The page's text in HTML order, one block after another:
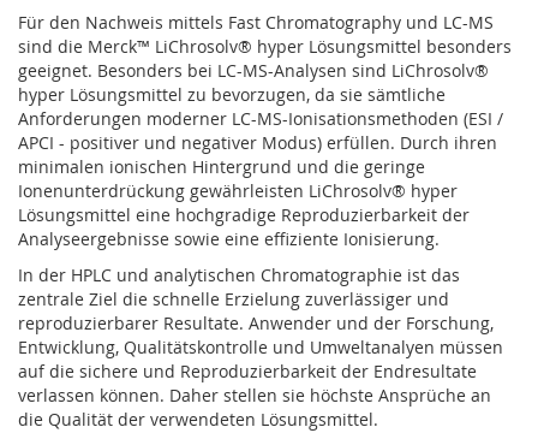
Für den Nachweis mittels Fast Chromatography und LC-MS
sind die Merck™ LiChrosolv® hyper Lösungsmittel besonders
geeignet. Besonders bei LC-MS-Analysen sind LiChrosolv®
hyper Lösungsmittel zu bevorzugen, da sie sämtliche
Anforderungen moderner LC-MS-Ionisationsmethoden (ESI /
APCI - positiver und negativer Modus) erfüllen. Durch ihren
minimalen ionischen Hintergrund und die geringe
Ionenunterdrückung gewährleisten LiChrosolv® hyper
Lösungsmittel eine hochgradige Reproduzierbarkeit der
Analyseergebnisse sowie eine effiziente Ionisierung.
In der HPLC und analytischen Chromatographie ist das
zentrale Ziel die schnelle Erzielung zuverlässiger und
reproduzierbarer Resultate. Anwender und der Forschung,
Entwicklung, Qualitätskontrolle und Umweltanalyen müssen
auf die sichere und Reproduzierbarkeit der Endresultate
verlassen können. Daher stellen sie höchste Ansprüche an
die Qualität der verwendeten Lösungsmittel.